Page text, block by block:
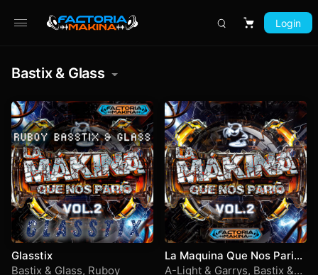
Carrito
Login
Bastix & Glass
Glasstix
Bastix & Glass, Ruboy
La Maquina Que Nos Parió
Vol 2
A-Light & Garrys, Bastix &